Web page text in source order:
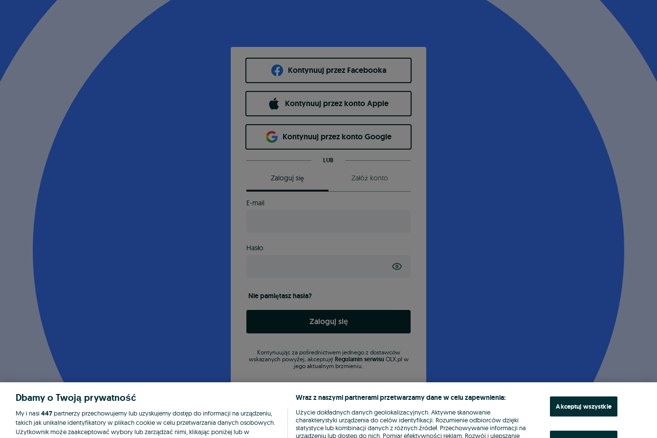
Kontynuuj przez Facebooka
Kontynuuj przez konto Apple
Kontynuuj przez konto Google
LUB
Zaloguj się Załóż konto
E-mail
Hasło
Nie pamiętasz hasła?
Zaloguj się
Kontynuując za pośrednictwem jednego z dostawców
wskazanych powyżej, akceptuję Regulamin serwisu OLX.pl w
jego aktualnym brzmieniu.
Dbamy o Twoją prywatność
My i nasi 447partnerzy przechowujemy lub uzyskujemy dostęp do informacji na urządzeniu,
takich jak unikalne identyfikatory w plikach cookie w celu przetwarzania danych osobowych.
Użytkownik może zaakceptować wybory lub zarządzać nimi, klikając poniżej lub w
Wraz z naszymi partnerami przetwarzamy dane w celu zapewnienia:
Użycie dokładnych danych geolokalizacyjnych. Aktywne skanowanie
charakterystyki urządzenia do celów identyfikacji. Rozumienie odbiorców dzięki
statystyce lub kombinacji danych z różnych źródeł. Przechowywanie informacji na
urządzeniu lub dostęp do nich. Pomiar efektywności reklam. Rozwój i ulepszanie
Akceptuj wszystkie